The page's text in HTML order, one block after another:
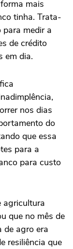
mais
tinha. Trata-
para medir a
de crédito
em dia.
nos dias
do
que essa
para a
para custo
agricultura
que no mês de
de agro era
resiliência que